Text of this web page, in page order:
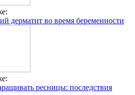
дерматит во время беременности
ресницы: последствия